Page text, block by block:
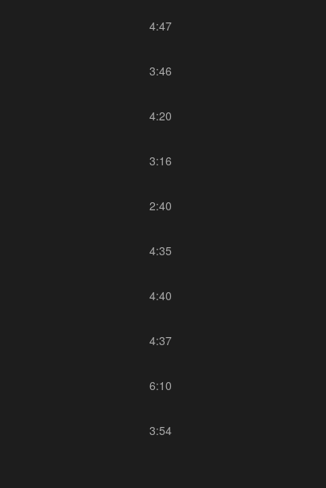
4:47
3:46
4:20
3:16
2:40
4:35
4:40
4:37
6:10
3:54